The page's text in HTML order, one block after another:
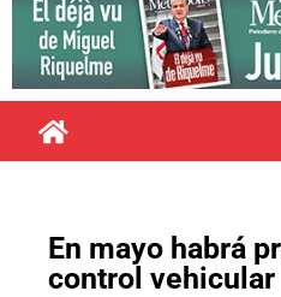
En mayo habrá
control vehicular